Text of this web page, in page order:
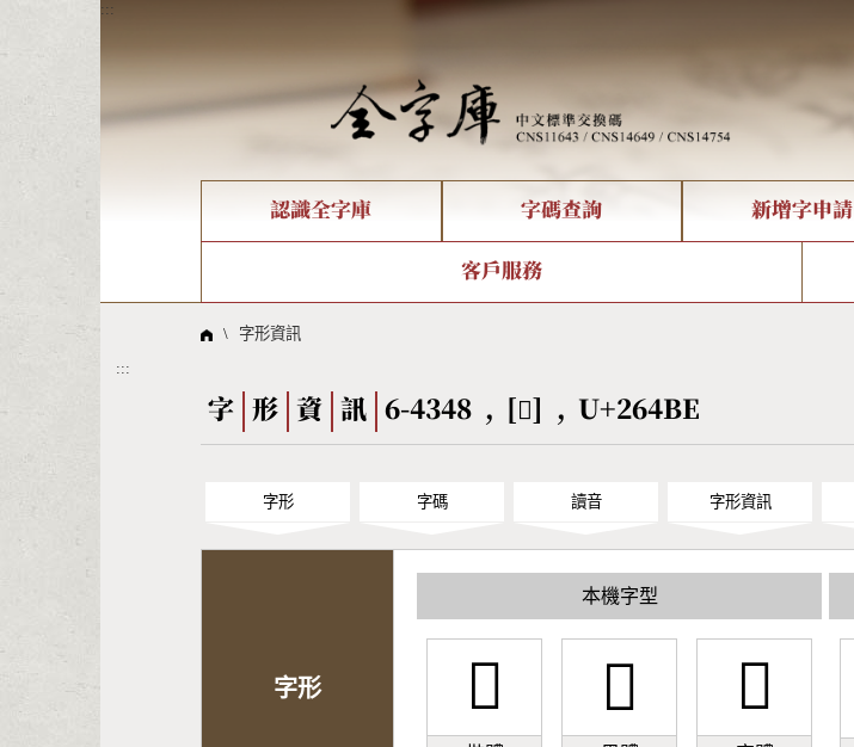
:::
認識全字庫
全字庫現況
線上教學
字碼查詢
部件查詢
倉頡查詢
Big5查詢 拼音查詢
新增字申請
造字解決方案
字形下載
客戶服務
問題集
\ 字形資訊
:::
字 形 資 訊 6-4348 , [𦒾] , U+264BE
字形 字碼 讀音 字形資訊
字形
本機字型
𦒾 𦒾 𦒾